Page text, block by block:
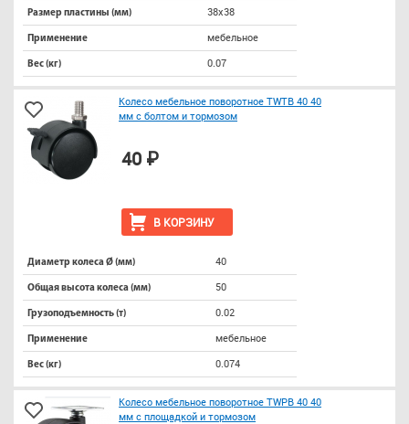
Размер пластины (мм) 38х38
Применение мебельное
Вес (кг) 0.07
Колесо мебельное поворотное TWTB 40 40
мм с болтом и тормозом
В КОРЗИНУ
40 ₽
Диаметр колеса Ø (мм) 40
Общая высота колеса (мм) 50
Грузоподъемность (т) 0.02
Применение мебельное
Вес (кг) 0.074
Колесо мебельное поворотное TWPB 40 40
мм с площадкой и тормозом